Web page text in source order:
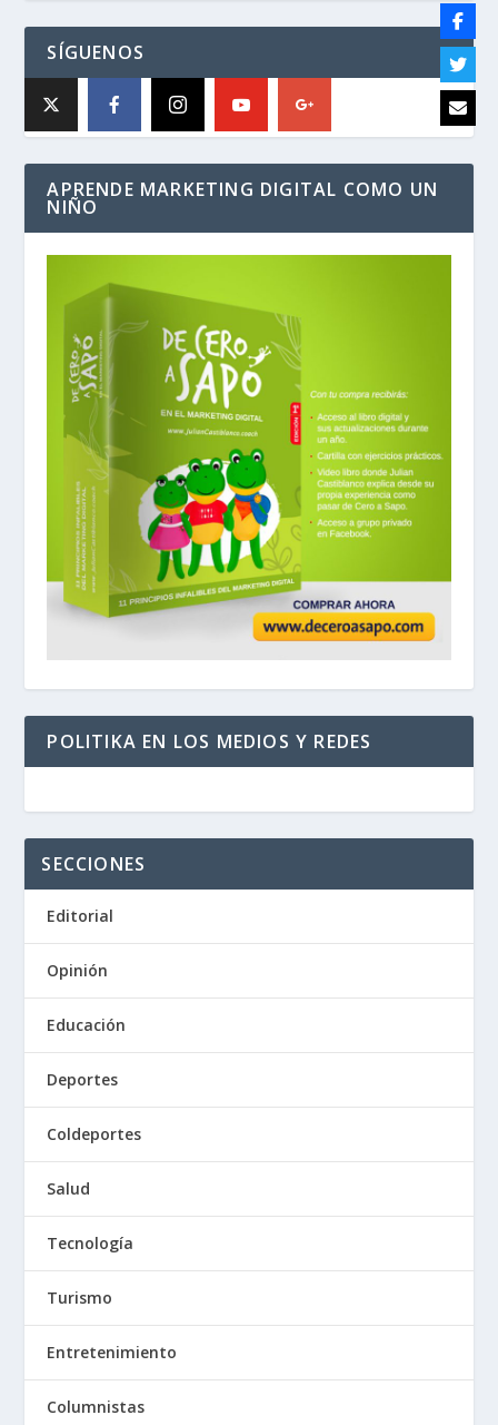
SÍGUENOS
APRENDE MARKETING DIGITAL COMO UN
NIÑO
POLITIKA EN LOS MEDIOS Y REDES
SECCIONES
Editorial
Opinión
Educación
Deportes
Coldeportes
Salud
Tecnología
Turismo
Entretenimiento
Columnistas